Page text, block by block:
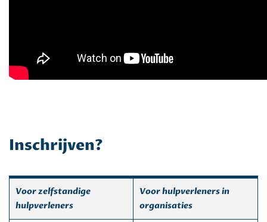
Inschrijven?
Voor zelfstandige
hulpverleners
Voor hulpverleners in
organisaties